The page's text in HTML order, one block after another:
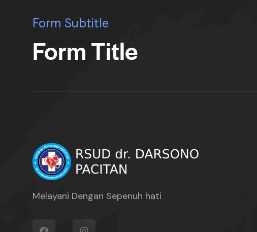
Form Subtitle
Form Title
Melayani Dengan Sepenuh hati